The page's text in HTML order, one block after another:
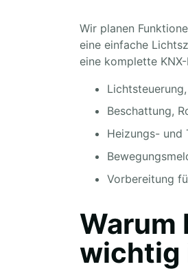
Wir planen
eine einfache
eine komplette
Beschattung,
Heizungs- und
Vorbereitung
Warum
wichtig